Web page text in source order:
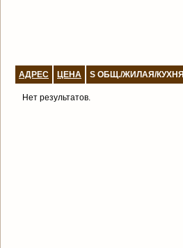
АДРЕС ЦЕНА S ОБЩ./ЖИЛАЯ/КУХНЯ
Нет результатов.